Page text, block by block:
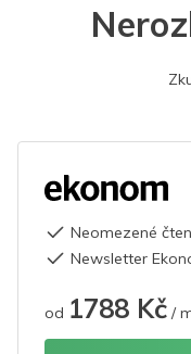
Neomezené
Newsletter
od 1788 Kč /